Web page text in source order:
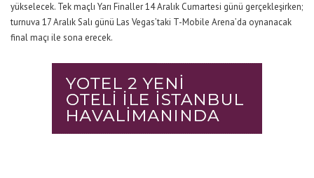
yükselecek. Tek maçlı Yarı Finaller 14 Aralık Cumartesi günü gerçekleşirken;
turnuva 17 Aralık Salı günü Las Vegas’taki T-Mobile Arena’da oynanacak
final maçı ile sona erecek.